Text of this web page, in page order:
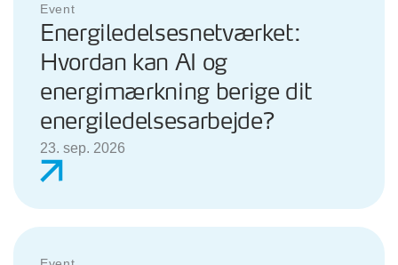
Event
Energiledelsesnetværket:
Hvordan kan AI og
energimærkning berige dit
energiledelsesarbejde?
23. sep. 2026